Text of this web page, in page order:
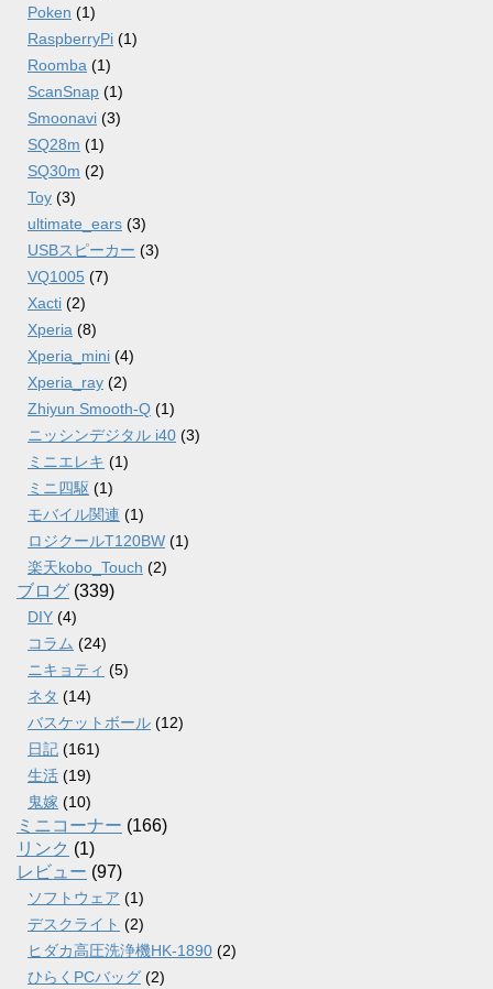
Poken (1)
RaspberryPi (1)
Roomba (1)
ScanSnap (1)
Smoonavi (3)
SQ28m (1)
SQ30m (2)
Toy (3)
ultimate_ears (3)
USBスピーカー (3)
VQ1005 (7)
Xacti (2)
Xperia (8)
Xperia_mini (4)
Xperia_ray (2)
Zhiyun Smooth-Q (1)
ニッシンデジタル i40 (3)
ミニエレキ (1)
ミニ四駆 (1)
モバイル関連 (1)
ロジクールT120BW (1)
楽天kobo_Touch (2)
ブログ (339)
DIY (4)
コラム (24)
ニキョティ (5)
ネタ (14)
バスケットボール (12)
日記 (161)
生活 (19)
鬼嫁 (10)
ミニコーナー (166)
リンク (1)
レビュー (97)
ソフトウェア (1)
デスクライト (2)
ヒダカ高圧洗浄機HK-1890 (2)
ひらくPCバッグ (2)